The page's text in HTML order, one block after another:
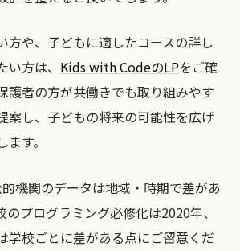
方や、子どもに適したコースの詳し
い方は、 Kids with CodeのLPをご確
護者の方が共働きでも取り組みやす
案し、子どもの将来の可能性を広げ
す。
機関のデータは地域・時期で差があ
のプログラミング必修化は2020年、
学校ごとに差がある点にご留意くだ